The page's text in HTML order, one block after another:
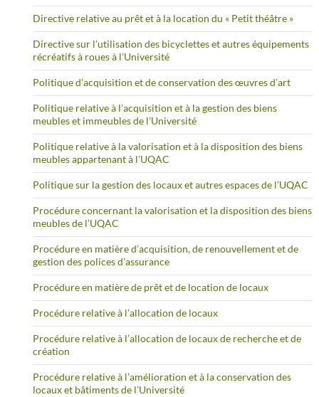
Directive relative au prêt et à la location du « Petit théâtre »
Directive sur l’utilisation des bicyclettes et autres équipements
récréatifs à roues à l’Université
Politique d’acquisition et de conservation des œuvres d’art
Politique relative à l’acquisition et à la gestion des biens
meubles et immeubles de l’Université
Politique relative à la valorisation et à la disposition des biens
meubles appartenant à l’UQAC
Politique sur la gestion des locaux et autres espaces de l’UQAC
Procédure concernant la valorisation et la disposition des biens
meubles de l’UQAC
Procédure en matière d’acquisition, de renouvellement et de
gestion des polices d’assurance
Procédure en matière de prêt et de location de locaux
Procédure relative à l’allocation de locaux
Procédure relative à l’allocation de locaux de recherche et de
création
Procédure relative à l’amélioration et à la conservation des
locaux et bâtiments de l’Université